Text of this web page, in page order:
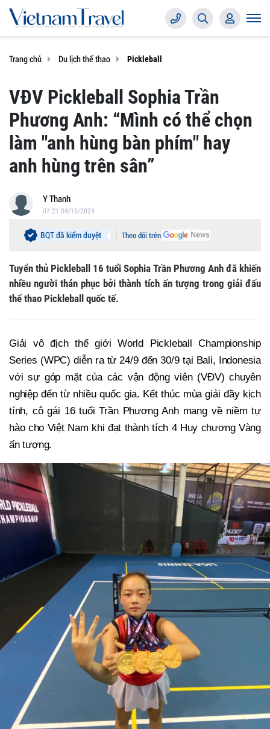
Trang chủ Du lịch thể thao Pickleball
VĐV Pickleball Sophia Trần
Phương Anh: “Mình có thể chọn
làm "anh hùng bàn phím" hay
anh hùng trên sân”
Y Thanh
07:21 04/10/2024
Theo dõi trên
BQT đã kiểm duyệt
Tuyển thủ Pickleball 16 tuổi Sophia Trần Phương Anh đã khiến
nhiều người thán phục bởi thành tích ấn tượng trong giải đấu
thể thao Pickleball quốc tế.
Giải vô địch thế giới World Pickleball Championship
Series (WPC) diễn ra từ 24/9 đến 30/9 tại Bali, Indonesia
với sự góp mặt của các vận động viên (VĐV) chuyên
nghiệp đến từ nhiều quốc gia. Kết thúc mùa giải đầy kịch
tính, cô gái 16 tuổi Trần Phương Anh mang về niềm tự
hào cho Việt Nam khi đạt thành tích 4 Huy chương Vàng
ấn tượng.